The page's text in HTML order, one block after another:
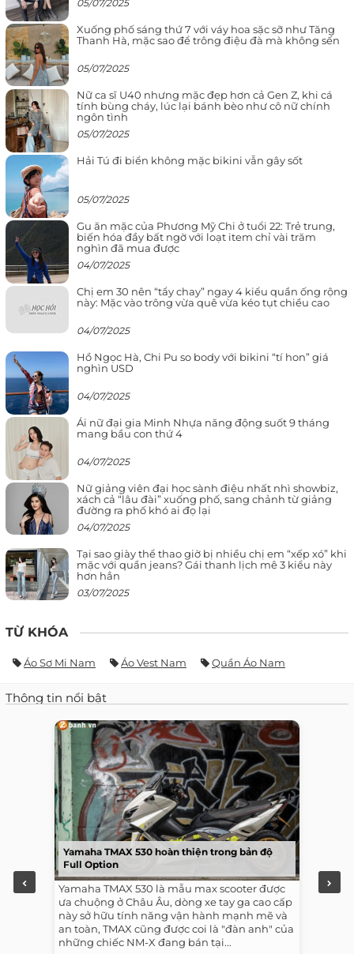
05/07/2025
Xuống phố sáng thứ 7 với váy hoa sặc sỡ như Tăng
Thanh Hà, mặc sao để trông điệu đà mà không sến
05/07/2025
Nữ ca sĩ U40 nhưng mặc đẹp hơn cả Gen Z, khi cá
tính bùng cháy, lúc lại bánh bèo như cô nữ chính
ngôn tình
05/07/2025
Hải Tú đi biển không mặc bikini vẫn gây sốt
05/07/2025
Gu ăn mặc của Phương Mỹ Chi ở tuổi 22: Trẻ trung,
biến hóa đầy bất ngờ với loạt item chỉ vài trăm
nghìn đã mua được
04/07/2025
Chị em 30 nên “tẩy chay” ngay 4 kiểu quần ống rộng
này: Mặc vào trông vừa quê vừa kéo tụt chiều cao
04/07/2025
Hồ Ngọc Hà, Chi Pu so body với bikini “tí hon” giá
nghìn USD
04/07/2025
Ái nữ đại gia Minh Nhựa năng động suốt 9 tháng
mang bầu con thứ 4
04/07/2025
Nữ giảng viên đại học sành điệu nhất nhì showbiz,
xách cả “lâu đài” xuống phố, sang chảnh từ giảng
đường ra phố khó ai đọ lại
04/07/2025
Tại sao giày thể thao giờ bị nhiều chị em “xếp xó” khi
mặc với quần jeans? Gái thanh lịch mê 3 kiểu này
hơn hẳn
03/07/2025
TỪ KHÓA
Áo Sơ Mi Nam Áo Vest Nam Quần Áo Nam
Thông tin nổi bật
Yamaha TMAX 530 hoàn thiện trong bản độ
Full Option
Yamaha TMAX 530 là mẫu max scooter được
ưa chuộng ở Châu Âu, dòng xe tay ga cao cấp
này sở hữu tính năng vận hành mạnh mẽ và
an toàn, TMAX cũng được coi là "đàn anh" của
những chiếc NM-X đang bán tại...